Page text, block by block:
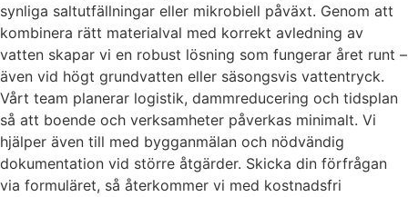
synliga saltutfällningar eller mikrobiell påväxt. Genom att
kombinera rätt materialval med korrekt avledning av
vatten skapar vi en robust lösning som fungerar året runt –
även vid högt grundvatten eller säsongsvis vattentryck.
Vårt team planerar logistik, dammreducering och tidsplan
så att boende och verksamheter påverkas minimalt. Vi
hjälper även till med bygganmälan och nödvändig
dokumentation vid större åtgärder. Skicka din förfrågan
via formuläret, så återkommer vi med kostnadsfri